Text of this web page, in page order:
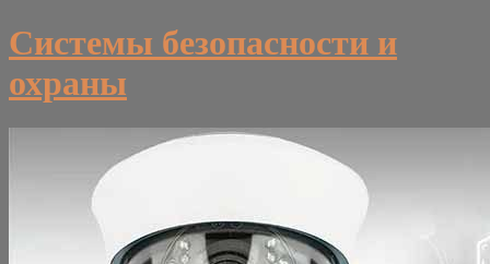
Системы безопасности и
охраны